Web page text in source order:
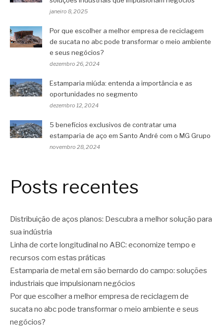
janeiro 8, 2025
Por que escolher a melhor empresa de reciclagem
de sucata no abc pode transformar o meio ambiente
e seus negócios?
dezembro 26, 2024
Estamparia miúda: entenda a importância e as
oportunidades no segmento
dezembro 12, 2024
5 benefícios exclusivos de contratar uma
estamparia de aço em Santo André com o MG Grupo
novembro 28, 2024
Posts recentes
Distribuição de aços planos: Descubra a melhor solução para
sua indústria
Linha de corte longitudinal no ABC: economize tempo e
recursos com estas práticas
Estamparia de metal em são bernardo do campo: soluções
industriais que impulsionam negócios
Por que escolher a melhor empresa de reciclagem de
sucata no abc pode transformar o meio ambiente e seus
negócios?